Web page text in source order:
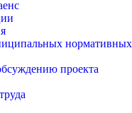
нормативных
проекта